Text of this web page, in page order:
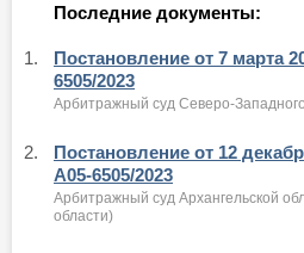
Последние документы:
1.
Постановление от 7 марта
6505/2023
Арбитражный суд Северо-
2.
Постановление от 12
А05-6505/2023
Арбитражный суд Архангельской
области)